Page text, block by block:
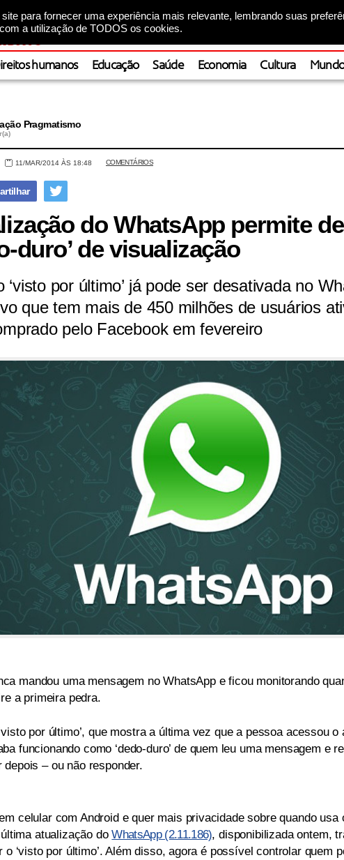
para fornecer uma experiência mais relevante, lembrando suas
a utilização de TODOS os cookies.
humanos Educação Saúde Economia Cultura
Pragmatismo
11/MAR/2014 ÀS 18:48 COMENTÁRIOS
do WhatsApp permite
duro’ de visualização
‘visto por último’ já pode ser desativada no
que tem mais de 450 milhões de usuários
pelo Facebook em fevereiro
mandou uma mensagem no WhatsApp e ficou monitorando
a primeira pedra.
por último’, que mostra a última vez que a pessoa acessou
funcionando como ‘dedo-duro’ de quem leu uma mensagem e
depois – ou não responder.
celular com Android e quer mais privacidade sobre quando usa
atualização doWhatsApp (2.11.186), disponibilizada ontem,
o ‘visto por último’. Além disso, agora é possível controlar quem